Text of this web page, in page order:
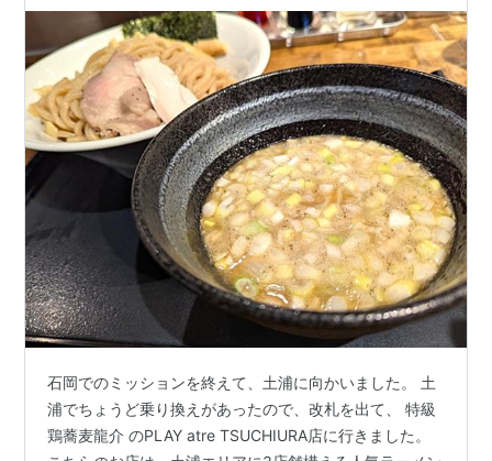
石岡でのミッションを終えて、土浦に向かいました。 土
浦でちょうど乗り換えがあったので、改札を出て、 特級
鶏蕎麦龍介 のPLAY atre TSUCHIURA店に行きました。